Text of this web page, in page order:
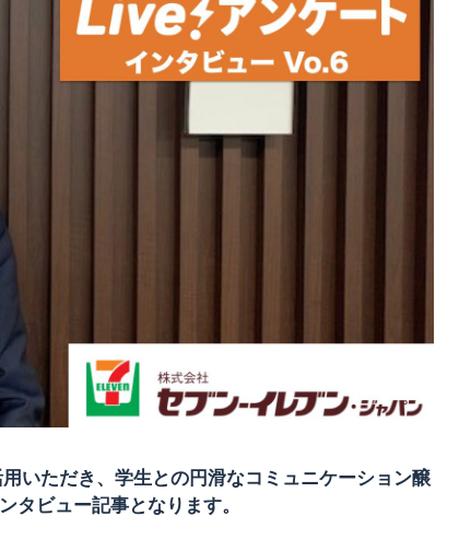
いただき、学生との円滑なコミュニケーション醸
タビュー記事となります。